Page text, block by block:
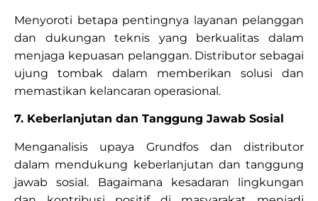
Menyoroti betapa pentingnya layanan pelanggan
dan dukungan teknis yang berkualitas dalam
menjaga kepuasan pelanggan. Distributor sebagai
ujung tombak dalam memberikan solusi dan
memastikan kelancaran operasional.
7. Keberlanjutan dan Tanggung Jawab Sosial
Menganalisis upaya Grundfos dan distributor
dalam mendukung keberlanjutan dan tanggung
jawab sosial. Bagaimana kesadaran lingkungan